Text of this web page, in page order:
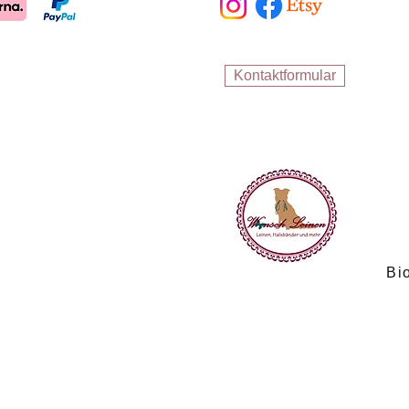
Kontaktformular